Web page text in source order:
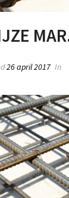
26 april 2017 In